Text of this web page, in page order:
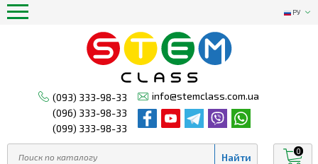
РУ
(093) 333-98-33
(096) 333-98-33
(099) 333-98-33
info@stemclass.com.ua
0